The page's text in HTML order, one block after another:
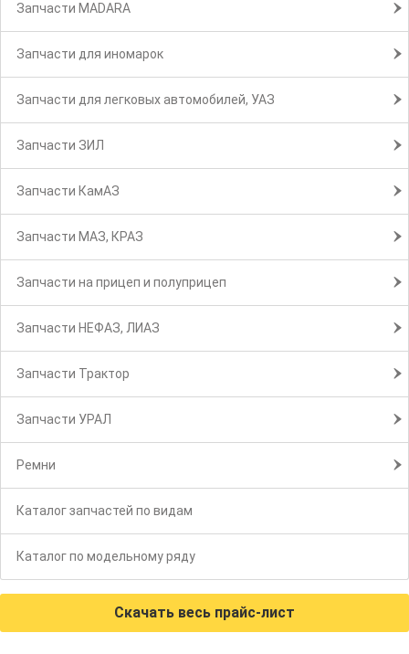
Запчасти MADARA
Запчасти для иномарок
Запчасти для легковых автомобилей, УАЗ
Запчасти ЗИЛ
Запчасти КамАЗ
Запчасти МАЗ, КРАЗ
Запчасти на прицеп и полуприцеп
Запчасти НЕФАЗ, ЛИАЗ
Запчасти Трактор
Запчасти УРАЛ
Ремни
Каталог запчастей по видам
Каталог по модельному ряду
Скачать весь прайс-лист